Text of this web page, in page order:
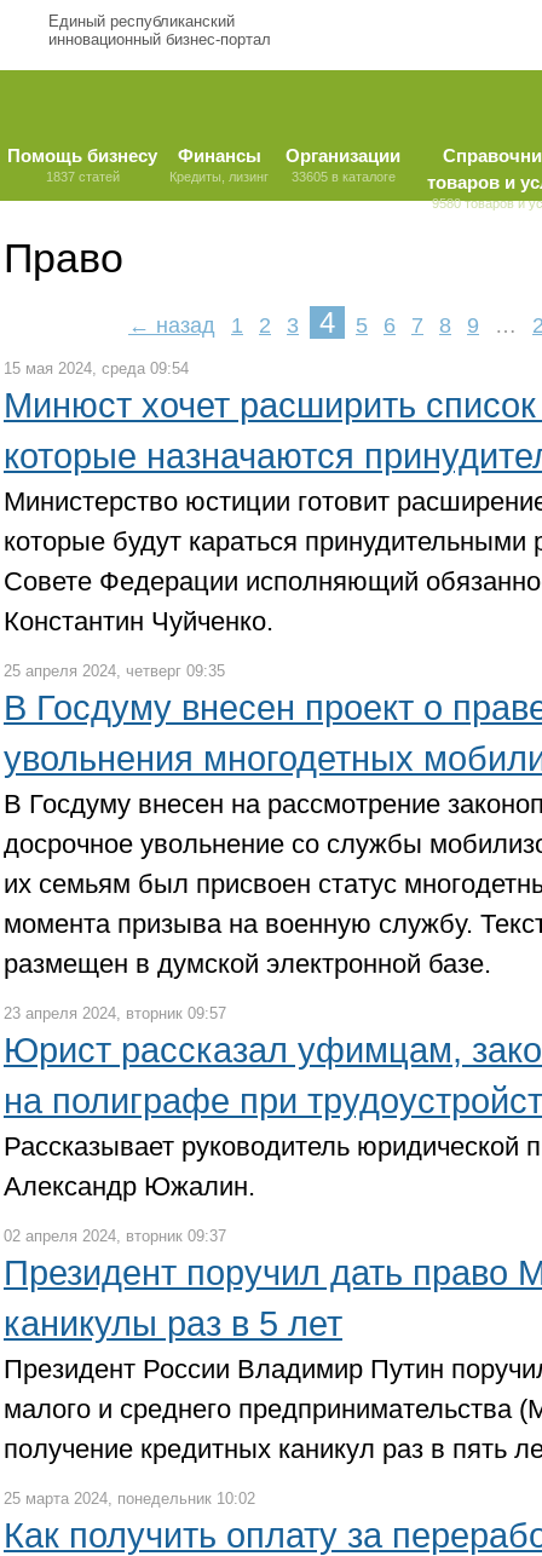
Единый республиканский
инновационный бизнес-портал
Помощь бизнесу
1837 статей
Финансы
Кредиты, лизинг
Организации
33605 в каталоге
товаров и
9580 товаров и
Право
← назад 1 2 3 4 5 6 7 8 9 …
15 мая 2024, среда 09:54
Минюст хочет расширить
которые назначаются
Министерство юстиции готовит
которые будут караться
Совете Федерации исполняющий
Константин Чуйченко.
25 апреля 2024, четверг 09:35
В Госдуму внесен проект о
увольнения многодетных
В Госдуму внесен на рассмотрение
досрочное увольнение со службы
их семьям был присвоен статус
момента призыва на военную службу.
размещен в думской электронной базе.
23 апреля 2024, вторник 09:57
Юрист рассказал уфимцам,
на полиграфе при
Рассказывает руководитель юридической
Александр Южалин.
02 апреля 2024, вторник 09:37
Президент поручил дать право
каникулы раз в 5 лет
Президент России Владимир Путин
малого и среднего предпринимательства
получение кредитных каникул раз в пять
25 марта 2024, понедельник 10:02
Как получить оплату за